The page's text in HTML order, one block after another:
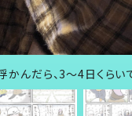
かんだら、3～4日くら